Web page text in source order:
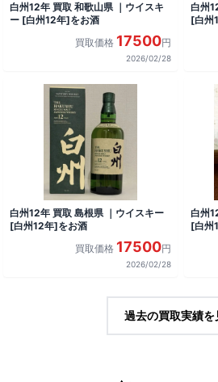
白州12年 買取 和歌山県 ｜ウイスキ
ー [白州12年]をお酒
買取価格 17500円
2026/02/28
白州
[白州
白州12年 買取 島根県 ｜ウイスキー
[白州12年]をお酒
買取価格 17500円
2026/02/28
白州
[白州
過去の買取実績を